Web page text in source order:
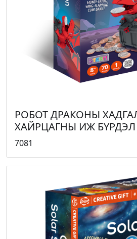
РОБОТ ДРАКОНЫ
ХАЙРЦАГНЫ ИЖ БҮРДЭЛ
7081